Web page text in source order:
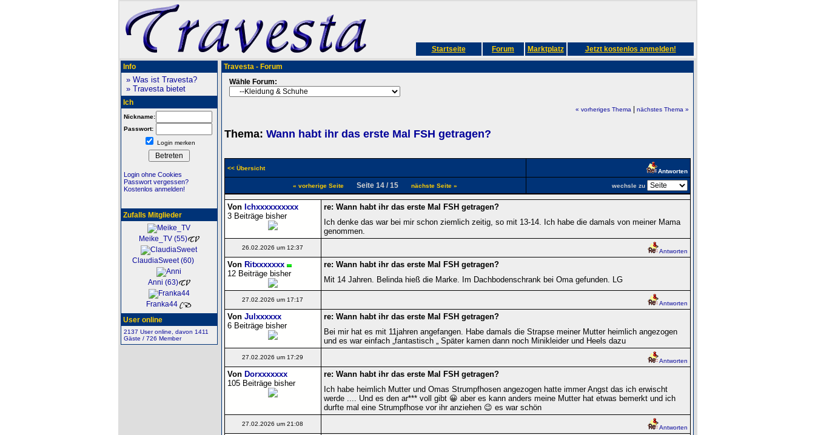
Startseite Forum Marktplatz Jetzt kostenlos anmelden!
Info
» Was ist Travesta?
» Travesta bietet
Ich
Nickname:
Passwort:
Login merken
Login ohne Cookies
Passwort vergessen?
Kostenlos anmelden!
Zufalls Mitglieder
Meike_TV (55)
ClaudiaSweet (60)
Anni (63)
Franka44
User online
2137 User online, davon 1411
Gäste / 726 Member
Travesta - Forum
Wähle Forum:
« vorheriges Thema| nächstes Thema »
Thema: Wann habt ihr das erste Mal FSH getragen?
<< Übersicht Antworten
« vorherige Seite Seite 14 / 15 nächste Seite » wechsle zu
Von Ichxxxxxxxxxx
3 Beiträge bisher
re: Wann habt ihr das erste Mal FSH getragen?
Ich denke das war bei mir schon ziemlich zeitig, so mit 13-14. Ich habe die damals von meiner Mama
genommen.
26.02.2026 um 12:37
Antworten
Von Ritxxxxxxx
12 Beiträge bisher
re: Wann habt ihr das erste Mal FSH getragen?
Mit 14 Jahren. Belinda hieß die Marke. Im Dachbodenschrank bei Oma gefunden. LG
27.02.2026 um 17:17
Antworten
Von Julxxxxxx
6 Beiträge bisher
re: Wann habt ihr das erste Mal FSH getragen?
Bei mir hat es mit 11jahren angefangen. Habe damals die Strapse meiner Mutter heimlich angezogen
und es war einfach „fantastisch „ Später kamen dann noch Minikleider und Heels dazu
27.02.2026 um 17:29
Antworten
Von Dorxxxxxxx
105 Beiträge bisher
re: Wann habt ihr das erste Mal FSH getragen?
Ich habe heimlich Mutter und Omas Strumpfhosen angezogen hatte immer Angst das ich erwischt
werde .... Und es den ar*** voll gibt 😀 aber es kann anders meine Mutter hat etwas bemerkt und ich
durfte mal eine Strumpfhose vor ihr anziehen 😉 es war schön
27.02.2026 um 21:08
Antworten